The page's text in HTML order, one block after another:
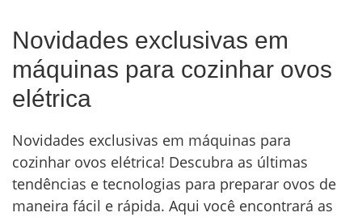
Novidades exclusivas em
máquinas para cozinhar ovos
elétrica
Novidades exclusivas em máquinas para
cozinhar ovos elétrica! Descubra as últimas
tendências e tecnologias para preparar ovos de
maneira fácil e rápida. Aqui você encontrará as